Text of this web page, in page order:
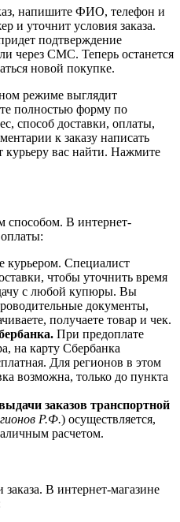
напишите ФИО, телефон и
и уточнит условия заказа.
подтверждение
через СМС. Теперь останется
новой покупке.
режиме выглядит
полностью форму по
способ доставки, оплаты,
к заказу написать
вас найти. Нажмите
способом. В интернет-
курьером. Специалист
чтобы уточнить время
с любой купюры. Вы
документы,
получаете товар и чек.
При предоплате
на карту Сбербанка
Для регионов в этом
возможна, только до пункта
заказов транспортной
Р.Ф.) осуществляется,
расчетом.
В интернет-магазине